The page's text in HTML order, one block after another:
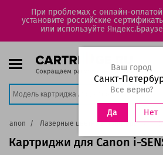
При проблемах с онлайн-
установите российские
или используйте
Ваш город
Санкт-
Все верно?
Да Нет
Canon Лазерные цветные принтеры I-
Картриджи для Canon i-